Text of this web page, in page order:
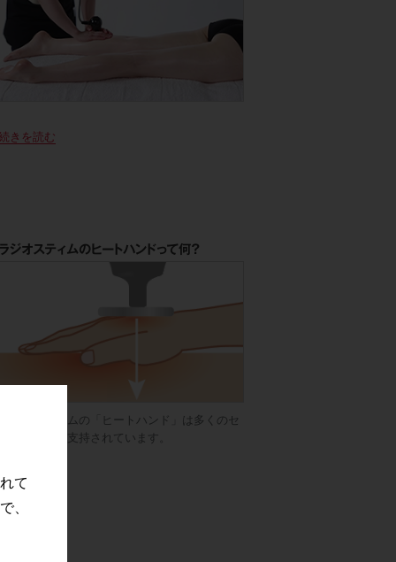
きを読む
ジオスティムのヒートハンドって何？
ラジオスティムの「ヒートハンド」は多くのセ
ラピストから支持されています。
て
、